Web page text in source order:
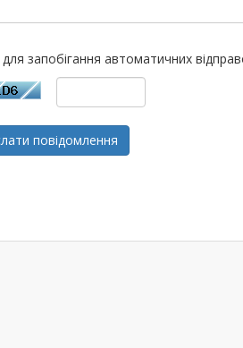
запобігання автоматичних
повідомлення